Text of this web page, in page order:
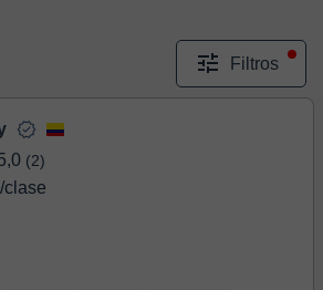
Filtros
(2)
/clase